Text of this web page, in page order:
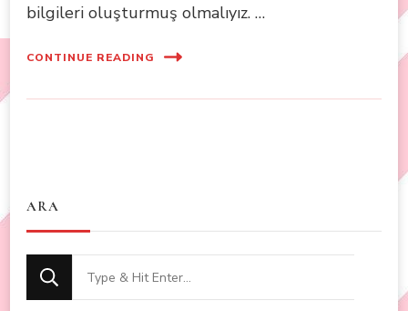
bilgileri oluşturmuş olmalıyız. …
CONTINUE READING
ARA
Looking
for